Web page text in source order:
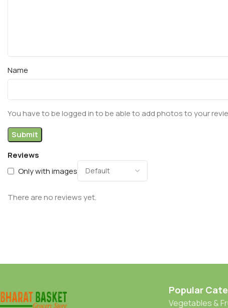
Reviews
Only with images
There are no reviews yet.
Name
You have to be logged in to be able to add photos to your
Popular
Vegetables &